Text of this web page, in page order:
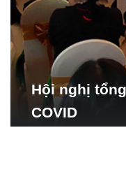
Hội nghị
COVID